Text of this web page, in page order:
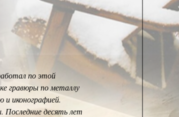
по этой
гравюры по металлу
и иконографией.
Последние десять лет